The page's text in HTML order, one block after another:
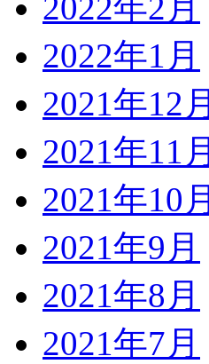
2022年2月
2022年1月
2021年12月
2021年11月
2021年10月
2021年9月
2021年8月
2021年7月